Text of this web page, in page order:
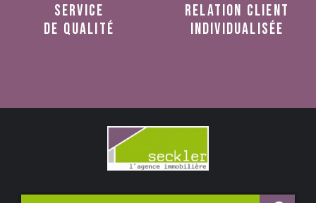
service
de qualité
relation client
individualisée